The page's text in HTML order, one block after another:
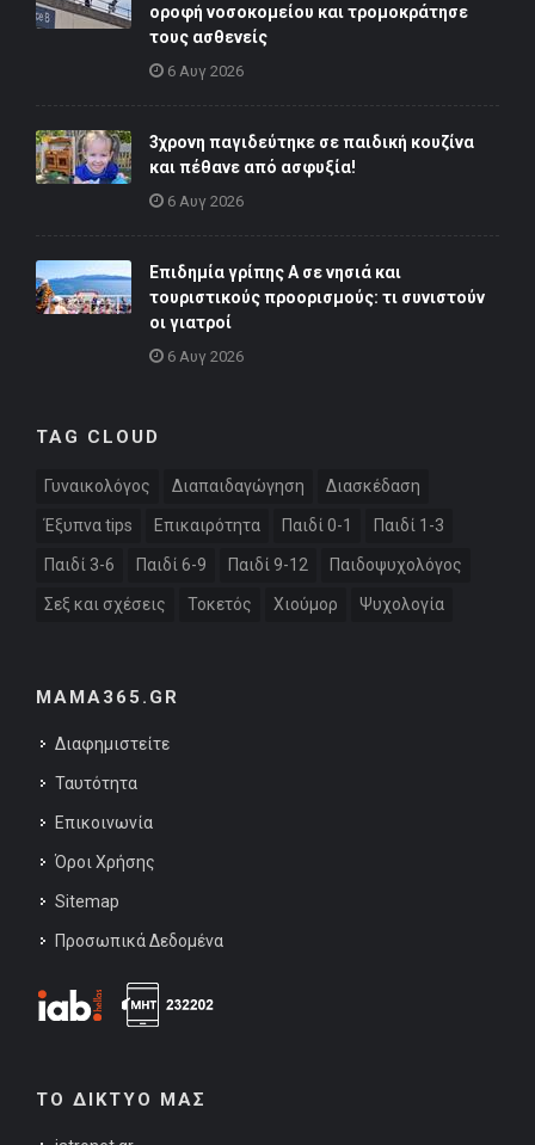
οροφή νοσοκομείου και τρομοκράτησε
τους ασθενείς
6 Αυγ 2026
3χρονη παγιδεύτηκε σε παιδική κουζίνα
και πέθανε από ασφυξία!
6 Αυγ 2026
Επιδημία γρίπης Α σε νησιά και
τουριστικούς προορισμούς: τι συνιστούν
οι γιατροί
6 Αυγ 2026
TAG CLOUD
Γυναικολόγος Διαπαιδαγώγηση Διασκέδαση
Έξυπνα tips Επικαιρότητα Παιδί 0-1 Παιδί 1-3
Παιδί 3-6 Παιδί 6-9 Παιδί 9-12 Παιδοψυχολόγος
Σεξ και σχέσεις Τοκετός Χιούμορ Ψυχολογία
MAMA365.GR
Διαφημιστείτε
Ταυτότητα
Επικοινωνία
Όροι Χρήσης
Sitemap
Προσωπικά Δεδομένα
ΤΟ ΔΙΚΤΥΟ ΜΑΣ